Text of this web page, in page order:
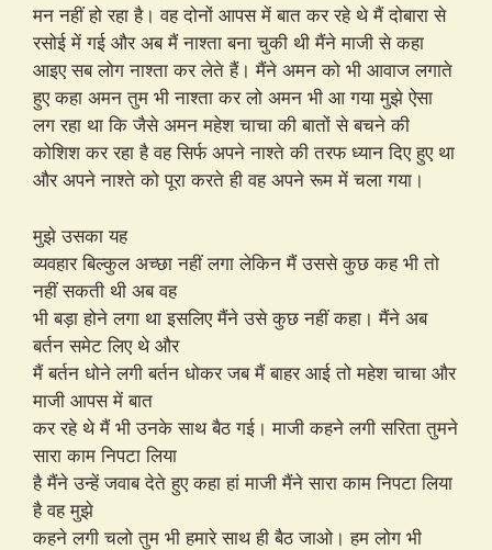
मन नहीं हो रहा है। वह दोनों आपस में बात कर रहे थे मैं दोबारा से
रसोई में गई और अब मैं नाश्ता बना चुकी थी मैंने माजी से कहा
आइए सब लोग नाश्ता कर लेते हैं। मैंने अमन को भी आवाज लगाते
हुए कहा अमन तुम भी नाश्ता कर लो अमन भी आ गया मुझे ऐसा
लग रहा था कि जैसे अमन महेश चाचा की बातों से बचने की
कोशिश कर रहा है वह सिर्फ अपने नाश्ते की तरफ ध्यान दिए हुए था
और अपने नाश्ते को पूरा करते ही वह अपने रूम में चला गया।
मुझे उसका यह
व्यवहार बिल्कुल अच्छा नहीं लगा लेकिन मैं उससे कुछ कह भी तो
नहीं सकती थी अब वह
भी बड़ा होने लगा था इसलिए मैंने उसे कुछ नहीं कहा। मैंने अब
बर्तन समेट लिए थे और
मैं बर्तन धोने लगी बर्तन धोकर जब मैं बाहर आई तो महेश चाचा और
माजी आपस में बात
कर रहे थे मैं भी उनके साथ बैठ गई। माजी कहने लगी सरिता तुमने
सारा काम निपटा लिया
है मैंने उन्हें जवाब देते हुए कहा हां माजी मैंने सारा काम निपटा लिया
है वह मुझे
कहने लगी चलो तुम भी हमारे साथ ही बैठ जाओ। हम लोग भी